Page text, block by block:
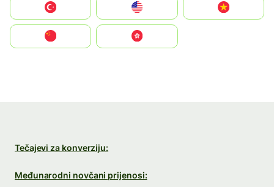
United States
中國香港特別行政區
Tečajevi za konverziju:
Međunarodni novčani prijenosi: